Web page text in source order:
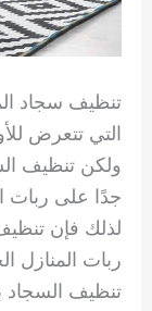
تنظيف سجاد
التي تتعرض
ولكن تنظيف
جدًا على ربات
لذلك فإن
ربات المنازل
تنظيف السجاد